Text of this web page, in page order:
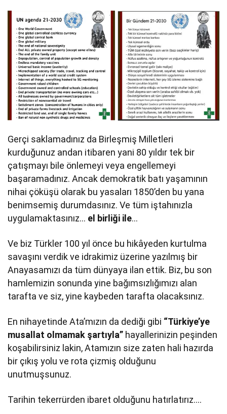
Gerçi saklamadınız da Birleşmiş Milletleri
kurduğunuz andan itibaren yani 80 yıldır tek bir
çatışmayı bile önlemeyi veya engellemeyi
başaramadınız. Ancak demokratik batı yaşamının
nihai çöküşü olarak bu yasaları 1850’den bu yana
benimsemiş durumdasınız. Ve tüm iştahınızla
uygulamaktasınız… el birliği ile…
Ve biz Türkler 100 yıl önce bu hikâyeden kurtulma
savaşını verdik ve idrakimiz üzerine yazılmış bir
Anayasamızı da tüm dünyaya ilan ettik. Biz, bu son
hamlemizin sonunda yine bağımsızlığımızı alan
tarafta ve siz, yine kaybeden tarafta olacaksınız.
En nihayetinde Ata’mızın da dediği gibi “Türkiye’ye
musallat olmamak şartıyla” hayallerinizin peşinden
koşabilirsiniz lakin, Atamızın size zaten hali hazırda
bir çıkış yolu ve rota çizmiş olduğunu
unutmuşsunuz.
Tarihin tekerrürden ibaret olduğunu hatırlatırız….